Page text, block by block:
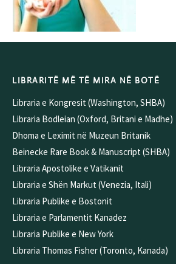
LIBRARITË MË TË MIRA NË BOTË
Libraria e Kongresit (Washington, SHBA)
Libraria Bodleian (Oxford, Britani e Madhe)
Dhoma e Leximit në Muzeun Britanik
Beinecke Rare Book & Manuscript (SHBA)
Libraria Apostolike e Vatikanit
Libraria e Shën Markut (Venezia, Itali)
Libraria Publike e Bostonit
Libraria e Parlamentit Kanadez
Libraria Publike e New York
Libraria Thomas Fisher (Toronto, Kanada)